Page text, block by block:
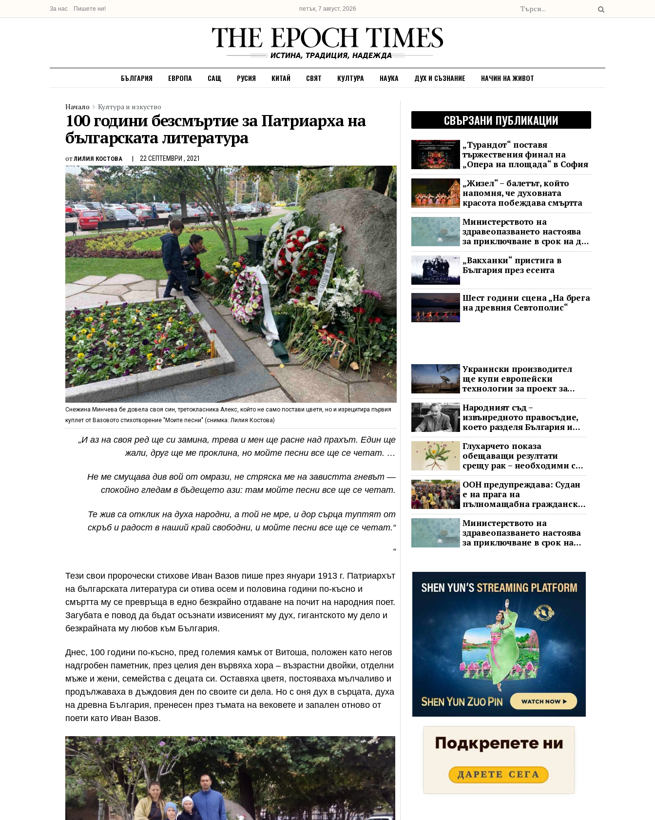
За нас Пишете ни! петък, 7 август, 2026
БЪЛГАРИЯ ЕВРОПА САЩ РУСИЯ КИТАЙ СВЯТ КУЛТУРА НАУКА ДУХ И СЪЗНАНИЕ НАЧИН НА ЖИВОТ
Начало Култура и изкуство
100 години безсмъртие за Патриарха на
българската литература
отЛИЛИЯ КОСТОВА 22 СЕПТЕМВРИ , 2021
Снежина Минчева бе довела своя син, третокласника Алекс, който не само постави цветя, но и изрецитира първия
куплет от Вазовото стихотворение "Моите песни" (снимка: Лилия Костова)
„И аз на своя ред ще си замина, трева и мен ще расне над прахът. Един ще
жали, друг ще ме проклина, но мойте песни все ще се четат. …
Не ме смущава див вой от омрази, не стряска ме на завистта гневът —
спокойно гледам в бъдещето ази: там мойте песни все ще се четат.
Те жив са отклик на духа народни, а той не мре, и дор сърца туптят от
скръб и радост в наший край свободни, и мойте песни все ще се четат.“
“
Тези свои пророчески стихове Иван Вазов пише през януари 1913 г. Патриархът
на българската литература си отива осем и половина години по-късно и
смъртта му се превръща в едно безкрайно отдаване на почит на народния поет.
Загубата е повод да бъдат осъзнати извисеният му дух, гигантското му дело и
безкрайната му любов към България.
Днес, 100 години по-късно, пред големия камък от Витоша, положен като негов
надгробен паметник, през целия ден вървяха хора – възрастни двойки, отделни
мъже и жени, семейства с децата си. Оставяха цветя, постояваха мълчаливо и
продължаваха в дъждовия ден по своите си дела. Но с оня дух в сърцата, духа
на древна България, пренесен през тъмата на вековете и запален отново от
поети като Иван Вазов.
СВЪРЗАНИ ПУБЛИКАЦИИ
„Турандот“ поставя
тържествения финал на
„Опера на площада“ в София
„Жизел“ – балетът, който
напомня, че духовната
красота побеждава смъртта
Министерството на
здравеопазването настоява
за приключване в срок на два
ключови строителни проекта
„Вакханки“ пристига в
България през есента
Шест години сцена „На брега
на древния Севтополис“
Украински производител
ще купи европейски
технологии за проект за
противоракетна отбрана
Народният съд –
извънредното правосъдие,
което разделя България и
днес
Глухарчето показа
обещаващи резултати
срещу рак – необходими са
изпитания с хора
ООН предупреждава: Судан
е на прага на
пълномащабна гражданска
война
Министерството на
здравеопазването настоява
за приключване в срок на